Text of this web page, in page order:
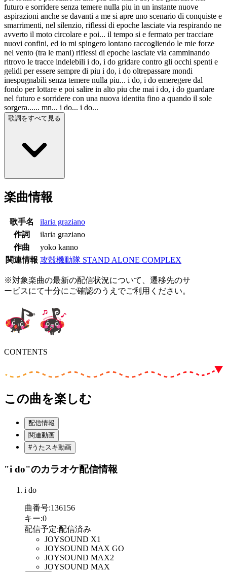
futuro e sorridere senza temere nulla piu in un instante nuove
aspirazioni anche se davanti a me si apre uno scenario di conquiste e
smarrimenti, nel silenzio, riflessi di epoche lasciate via respirando ne
avverto il moto circolare e poi... il tempo si e fermato per tracciare
nuovi confini, ed io mi spingero lontano raccogliendo le mie forze
nel vento (tra le mani) riflessi di epoche lasciate via camminando
ritrovo le tracce indelebili i do, i do gridare contro gli occhi spenti e
gelidi per essere sempre di piu i do, i do oltrepassare mondi
inespugnabili senza temere nulla piu... i do, i do emeregere dal
fondo per lottare e poi salire in alto piu che mai i do, i do guardare
nel futuro e sorridere con una nuova identita fino a quando il sole
sorgera...... mn... i do... i do...
歌詞をすべて見る
楽曲情報
歌手名
ilaria graziano
作詞
ilaria graziano
作曲
yoko kanno
関連情報 攻殻機動隊 STAND ALONE COMPLEX
※対象楽曲の最新の配信状況について、遷移先のサ
ービスにて十分にご確認のうえでご利用ください。
CONTENTS
この曲を楽しむ
配信情報
関連動画
#うたスキ動画
"i do"のカラオケ配信情報
i do
曲番号:136156
キー:0
配信予定:配信済み
JOYSOUND X1
JOYSOUND MAX GO
JOYSOUND MAX2
JOYSOUND MAX